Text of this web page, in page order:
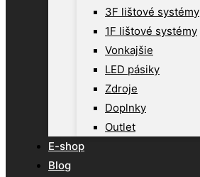
3F lištové systémy
1F lištové systémy
Vonkajšie
LED pásiky
Zdroje
Doplnky
Outlet
E-shop
Blog